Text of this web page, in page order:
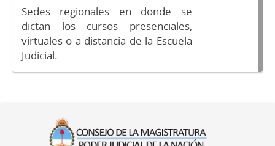
Sedes regionales en donde se
dictan los cursos presenciales,
virtuales o a distancia de la Escuela
Judicial.